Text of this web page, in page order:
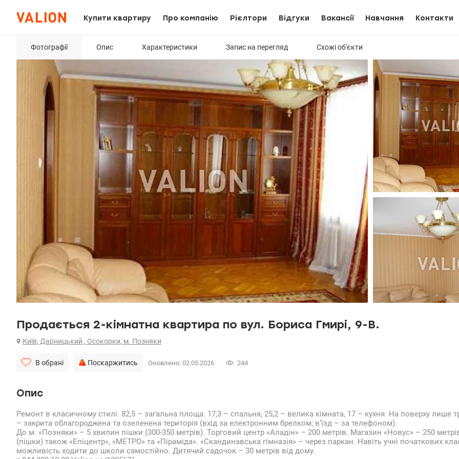
Купити квартиру Про компанію Рієлтори Відгуки Вакансії Навчання Контакти
Фотографії Опис Характеристики Запис на перегляд Схожі об'єкти
Продається 2-кімнатна квартира по вул. Бориса Гмирі, 9-В.
Київ, Дарницький , Осокорки, м. Позняки
В обрані Поскаржитись Оновлено: 02.05.2026 244
Опис
Ремонт в класичному стилі. 82,5 – загальна площа. 17,3 – спальня, 25,2 – велика кімната, 17 – кухня. На поверху лише
– закрита облагороджена та озеленена територія (вхід за електронним брелком; в’їзд – за телефоном).
До м. «Позняки» – 5 хвилин пішки (300-350 метрів). Торговий центр «Аладін» – 200 метрів. Магазин «Новус» – 250
(пішки) також «Епіцентр», «МЕТРО» та «Піраміда». «Скандинавська гімназія» – через паркан. Навіть учні початкових
можливість ходити до школи самостійно. Дитячий садочок – 30 метрів від дому.